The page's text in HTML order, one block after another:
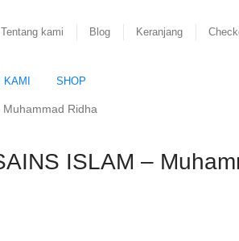
Tentang kami Blog Keranjang
SHOP
Muhammad Ridha
ISLAM –